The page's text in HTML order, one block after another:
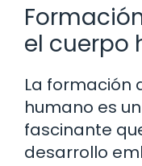
el cuerpo
La formación
humano es
fascinante
desarrollo